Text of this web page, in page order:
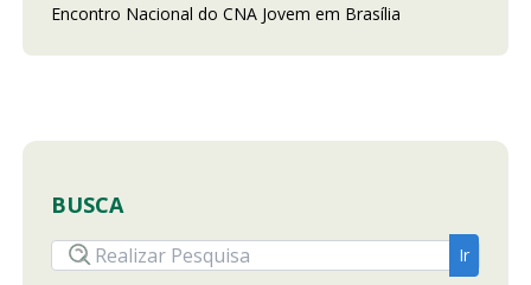
Encontro Nacional do CNA Jovem em Brasília
BUSCA